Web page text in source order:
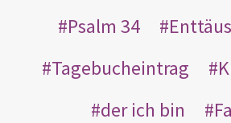
Psalm 34
Tagebucheintrag
der ich bin